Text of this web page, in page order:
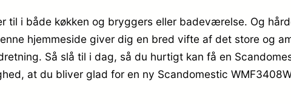
til i både køkken og bryggers eller badeværelse. Og
hjemmeside giver dig en bred vifte af det store og
Så slå til i dag, så du hurtigt kan få en
at du bliver glad for en ny Scandomestic